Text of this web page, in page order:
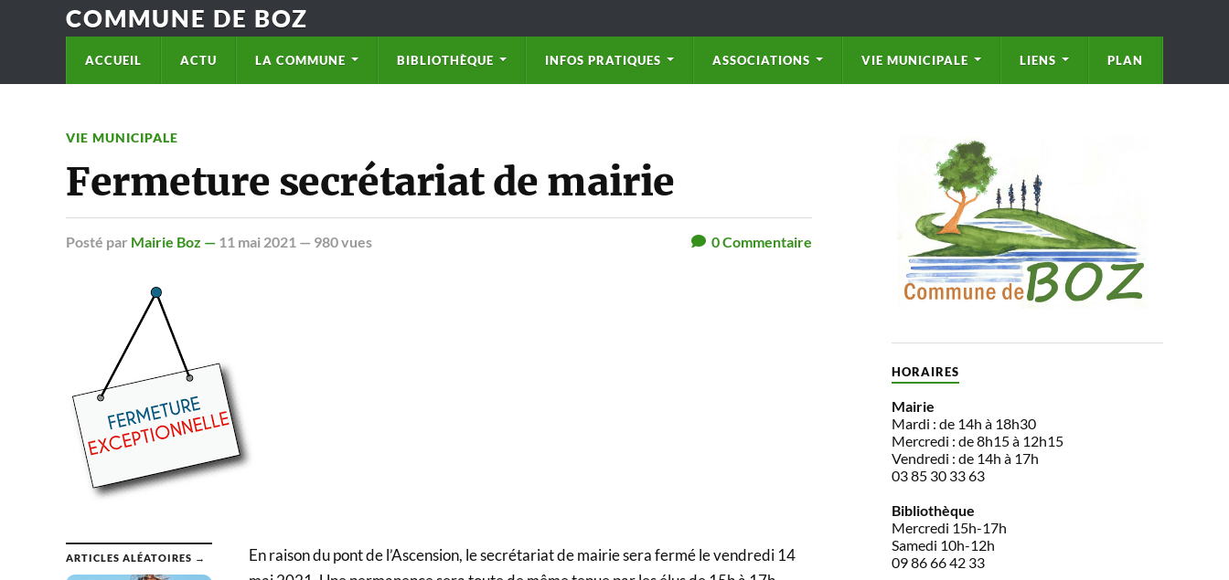
COMMUNE DE BOZ
ACCUEIL ACTU LA COMMUNE BIBLIOTHÈQUE INFOS PRATIQUES ASSOCIATIONS VIE MUNICIPALE LIENS PLAN
VIE MUNICIPALE
Fermeture secrétariat de mairie
Posté par Mairie Boz — 11 mai 2021 — 980 vues 0Commentaire
ARTICLES ALÉATOIRES →
En raison du pont de l’Ascension, le secrétariat de mairie sera fermé le vendredi 14
HORAIRES
Mairie
Mardi : de 14h à 18h30
Mercredi : de 8h15 à 12h15
Vendredi : de 14h à 17h
03 85 30 33 63
Bibliothèque
Mercredi 15h-17h
Samedi 10h-12h
09 86 66 42 33